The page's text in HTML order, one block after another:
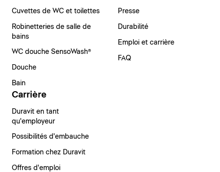
Cuvettes de WC et toilettes
Robinetteries de salle de
bains
WC douche SensoWash®
Douche
Bain
Presse
Durabilité
Emploi et carrière
FAQ
Carrière
Duravit en tant
qu'employeur
Possibilités d'embauche
Formation chez Duravit
Offres d'emploi